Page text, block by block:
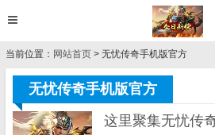
当前位置： 网站首页 > 无忧传奇手机版官方
无忧传奇手机版官方